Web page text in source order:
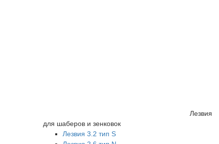
Лезвия
для шаберов и зенковок
Лезвия 3.2 тип S